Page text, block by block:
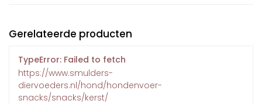
Gerelateerde producten
TypeError: Failed to fetch
https://www.smulders-
diervoeders.nl/hond/hondenvoer-
snacks/snacks/kerst/